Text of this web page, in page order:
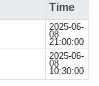
Time
2025-06-
08
21:00:00
2025-06-
08
10:30:00